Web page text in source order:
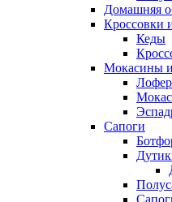
Домашняя
Кроссовки
Кеды
Мокасины
Сапоги